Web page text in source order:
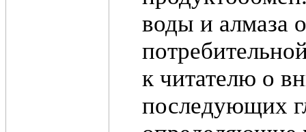
воды и алмаза
к читателю о
последующих